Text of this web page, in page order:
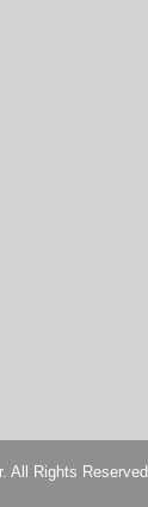
All Rights Reserved